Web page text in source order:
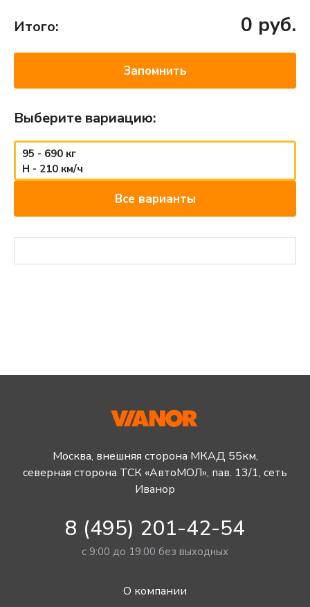
Итого: 0 руб.
Запомнить
Выберите вариацию:
95 - 690 кг
H - 210 км/ч
Все варианты
Москва, внешняя сторона МКАД 55км,
северная сторона ТСК «АвтоМОЛ», пав. 13/1, сеть
Иванор
8 (495) 201-42-54
с 9:00 до 19:00 без выходных
О компании